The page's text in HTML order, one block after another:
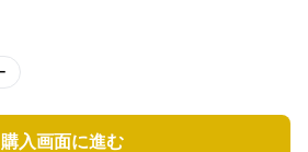
購入画面に進む